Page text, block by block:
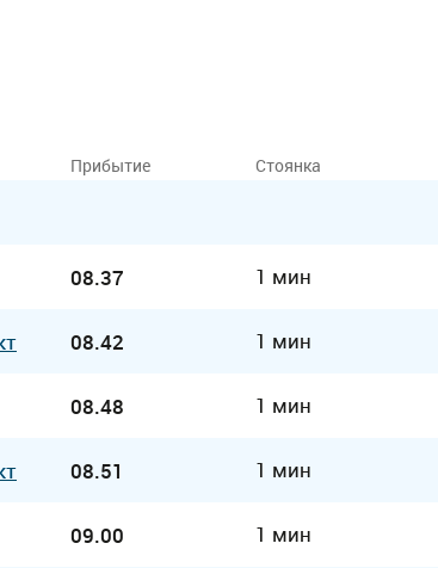
Прибытие Стоянка
08.37 1 мин
08.42 1 мин
08.48 1 мин
08.51 1 мин
09.00 1 мин